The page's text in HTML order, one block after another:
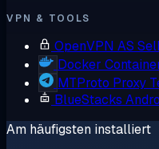
VPN & TOOLS
OpenVPN AS
Docker
MTProto Proxy
BlueStacks
Am häufigsten installiert